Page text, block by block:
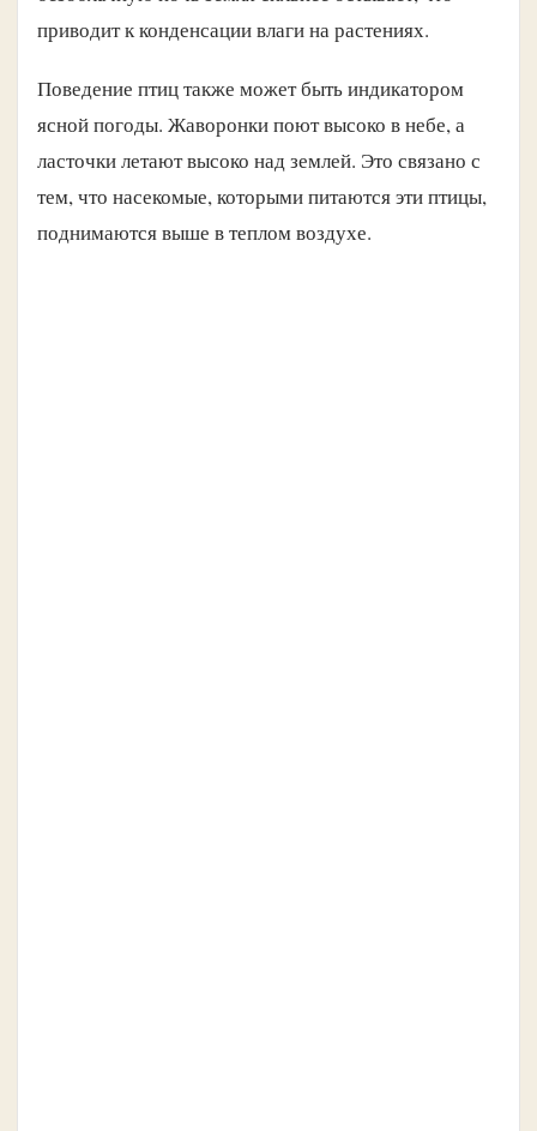
приводит к конденсации влаги на растениях.
Поведение птиц также может быть индикатором
ясной погоды. Жаворонки поют высоко в небе, а
ласточки летают высоко над землей. Это связано с
тем, что насекомые, которыми питаются эти птицы,
поднимаются выше в теплом воздухе.